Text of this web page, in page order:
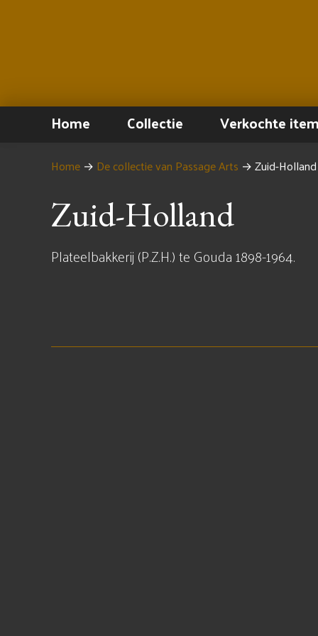
Home Collectie Verkochte
Home → De collectie van Passage Arts →Zuid-Holland
Zuid-Holland
Plateelbakkerij (P.Z.H.) te Gouda 1898-1964.